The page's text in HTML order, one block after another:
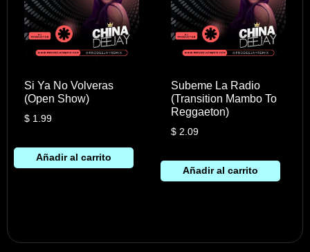
Si Ya No Volveras
(Open Show)
$1.99
Añadir al carrito
Subeme La Radio
(Transition Mambo To
Reggaeton)
$ 2.09
Añadir al carrito